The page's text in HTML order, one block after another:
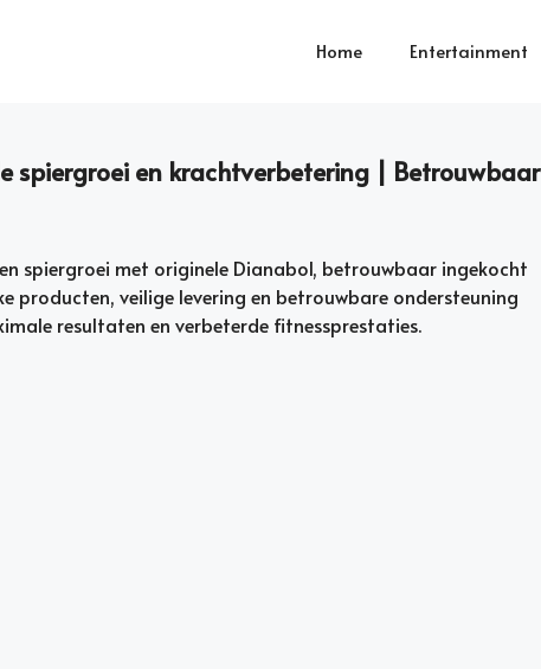
Home Entertainment
spiergroei en krachtverbetering | Betrouwbaar
spiergroei met originele Dianabol, betrouwbaar ingekocht
producten, veilige levering en betrouwbare ondersteuning
resultaten en verbeterde fitnessprestaties.